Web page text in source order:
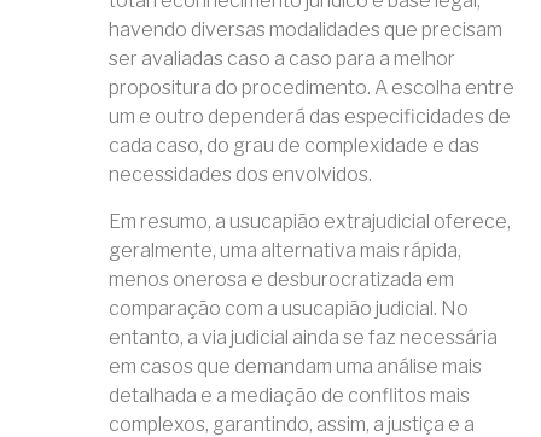
havendo diversas modalidades que precisam
ser avaliadas caso a caso para a melhor
propositura do procedimento. A escolha entre
um e outro dependerá das especificidades de
cada caso, do grau de complexidade e das
necessidades dos envolvidos.
Em resumo, a usucapião extrajudicial oferece,
geralmente, uma alternativa mais rápida,
menos onerosa e desburocratizada em
comparação com a usucapião judicial. No
entanto, a via judicial ainda se faz necessária
em casos que demandam uma análise mais
detalhada e a mediação de conflitos mais
complexos, garantindo, assim, a justiça e a